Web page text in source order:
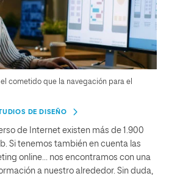
cometido que la navegación para el
DE DISEÑO
de Internet existen más de 1.900
Si tenemos también en cuenta las
online… nos encontramos con una
a nuestro alrededor. Sin duda,